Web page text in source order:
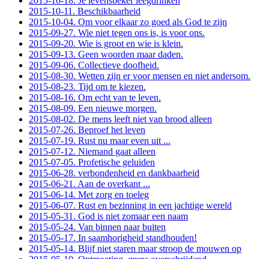
2015-10-11. Beschikbaarheid
2015-10-04. Om voor elkaar zo goed als God te zijn
2015-09-27. Wie niet tegen ons is, is voor ons.
2015-09-20. Wie is groot en wie is klein.
2015-09-13. Geen woorden maar daden.
2015-09-06. Collectieve doofheid.
2015-08-30. Wetten zijn er voor mensen en niet andersom.
2015-08-23. Tijd om te kiezen.
2015-08-16. Om echt van te leven.
2015-08-09. Een nieuwe morgen.
2015-08-02. De mens leeft niet van brood alleen
2015-07-26. Beproef het leven
2015-07-19. Rust nu maar even uit ...
2015-07-12. Niemand gaat alleen
2015-07-05. Profetische geluiden
2015-06-28. verbondenheid en dankbaarheid
2015-06-21. Aan de overkant ...
2015-06-14. Met zorg en toeleg
2015-06-07. Rust en bezinning in een jachtige wereld
2015-05-31. God is niet zomaar een naam
2015-05-24. Van binnen naar buiten
2015-05-17. In saamhorigheid standhouden!
2015-05-14. Blijf niet staren maar stroop de mouwen op